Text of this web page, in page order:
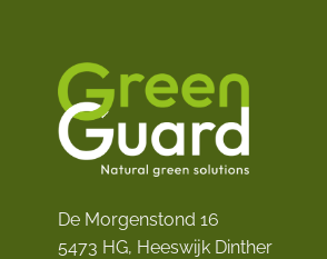
De Morgenstond 16
5473 HG, Heeswijk Dinther